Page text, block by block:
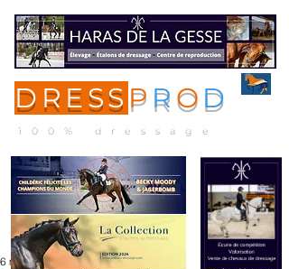
DRESS P R O D
100% dressage
6 mai 2023